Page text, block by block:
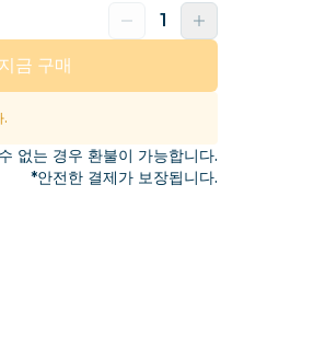
지금 구매
.
없는 경우 환불이 가능합니다.
*안전한 결제가 보장됩니다.